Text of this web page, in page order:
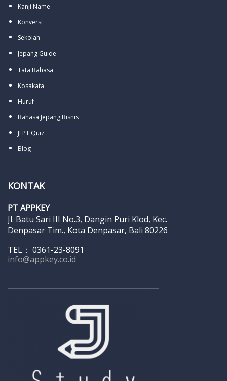
Kanji Name
Konversi
Sekolah
Jepang Guide
Tata Bahasa
Kosakata
Huruf
Bahasa Jepang Bisnis
JLPT Quiz
Blog
KONTAK
PT APPKEY
Jl. Batu Sari III No.3, Dangin Puri Klod, Kec.
Denpasar Tim., Kota Denpasar, Bali 80226
TEL： 0361-23-8091
info@appkey.co.id